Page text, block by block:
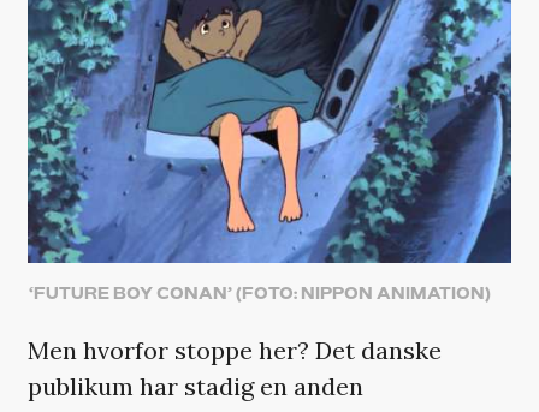
‘FUTURE BOY CONAN’ (FOTO: NIPPON ANIMATION)
Men hvorfor stoppe her? Det danske
publikum har stadig en anden